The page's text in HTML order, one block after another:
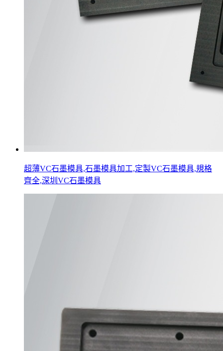
超薄VC石墨模具,石墨模具加工,定製VC石墨模具,規格
齊全,深圳VC石墨模具